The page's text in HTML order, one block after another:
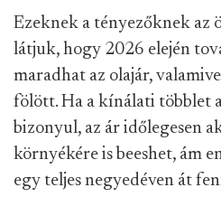
Ezeknek a tényezőknek az
látjuk, hogy 2026 elején
maradhat az olajár,
fölött. Ha a kínálati többlet
bizonyul, az ár időlegesen
környékére is beeshet, ám
egy teljes negyedéven át